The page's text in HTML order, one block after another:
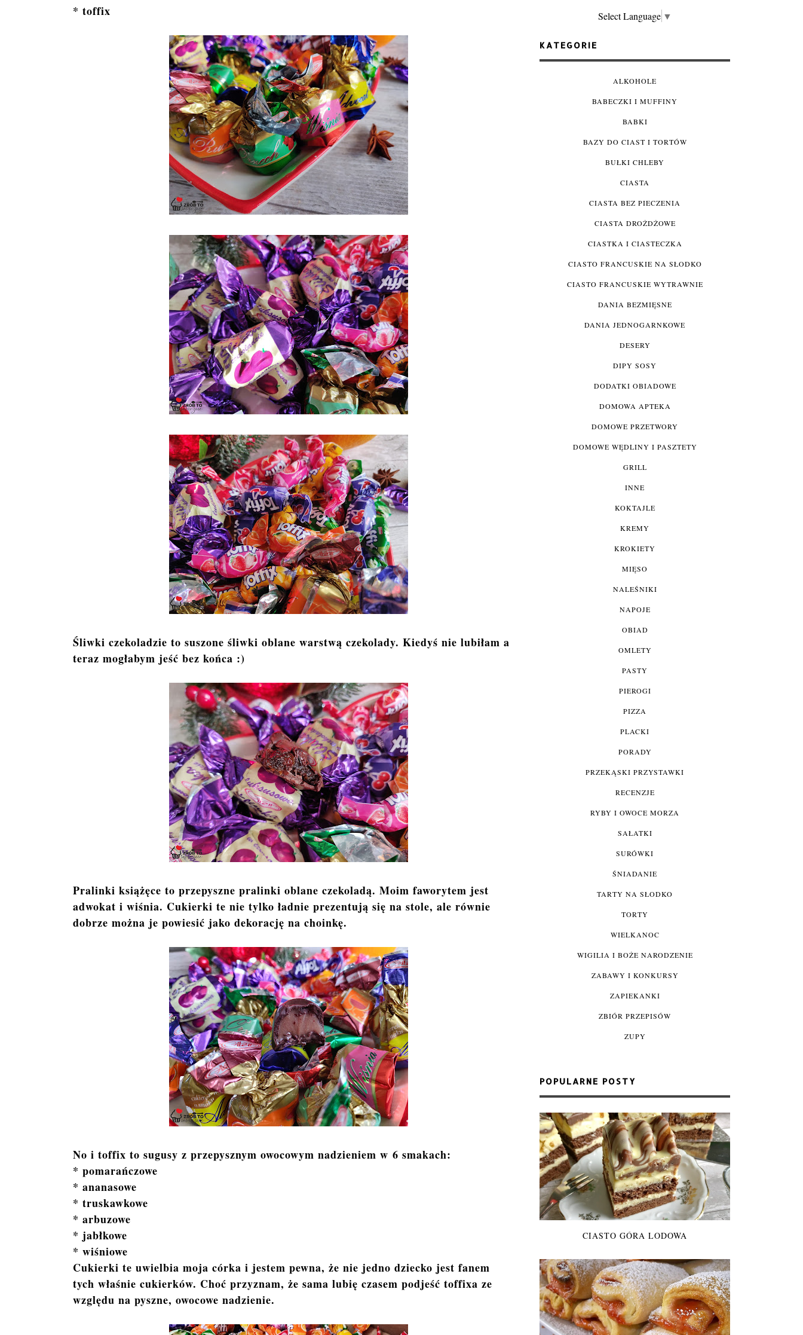
* toffix
Śliwki czekoladzie to suszone śliwki oblane warstwą czekolady. Kiedyś nie lubiłam a
teraz mogłabym jeść bez końca :)
Pralinki książęce to przepyszne pralinki oblane czekoladą. Moim faworytem jest
adwokat i wiśnia. Cukierki te nie tylko ładnie prezentują się na stole, ale równie
dobrze można je powiesić jako dekorację na choinkę.
No i toffix to sugusy z przepysznym owocowym nadzieniem w 6 smakach:
* pomarańczowe
* ananasowe
* truskawkowe
* arbuzowe
* jabłkowe
* wiśniowe
Cukierki te uwielbia moja córka i jestem pewna, że nie jedno dziecko jest fanem
tych właśnie cukierków. Choć przyznam, że sama lubię czasem podjeść toffixa ze
względu na pyszne, owocowe nadzienie.
Select Language ▼
KATEGORIE
ALKOHOLE
BABECZKI I MUFFINY
BABKI
BAZY DO CIAST I TORTÓW
BUŁKI CHLEBY
CIASTA
CIASTA BEZ PIECZENIA
CIASTA DROŻDŻOWE
CIASTKA I CIASTECZKA
CIASTO FRANCUSKIE NA SŁODKO
CIASTO FRANCUSKIE WYTRAWNIE
DANIA BEZMIĘSNE
DANIA JEDNOGARNKOWE
DESERY
DIPY SOSY
DODATKI OBIADOWE
DOMOWA APTEKA
DOMOWE PRZETWORY
DOMOWE WĘDLINY I PASZTETY
GRILL
INNE
KOKTAJLE
KREMY
KROKIETY
MIĘSO
NALEŚNIKI
NAPOJE
OBIAD
OMLETY
PASTY
PIEROGI
PIZZA
PLACKI
PORADY
PRZEKĄSKI PRZYSTAWKI
RECENZJE
RYBY I OWOCE MORZA
SAŁATKI
SURÓWKI
ŚNIADANIE
TARTY NA SŁODKO
TORTY
WIELKANOC
WIGILIA I BOŻE NARODZENIE
ZABAWY I KONKURSY
ZAPIEKANKI
ZBIÓR PRZEPISÓW
ZUPY
POPULARNE POSTY
CIASTO GÓRA LODOWA